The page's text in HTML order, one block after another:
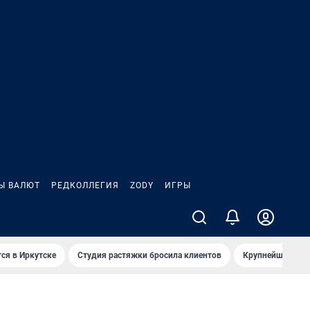
ВАЛЮТ РЕДКОЛЛЕГИЯ ZODY ИГРЫ
в Иркутске Студия растяжки бросила клиентов Крупнейшие